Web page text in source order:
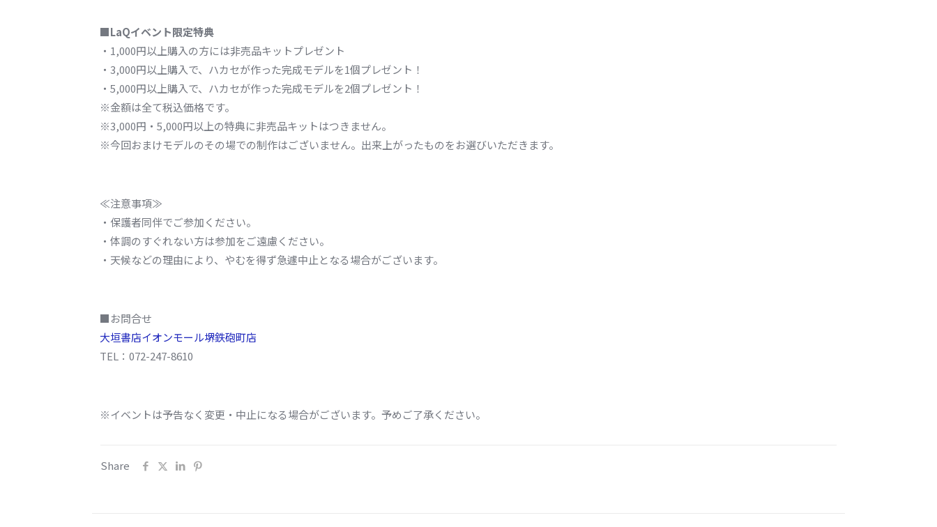
■LaQイベント限定特典
・1,000円以上購入の方には非売品キットプレゼント
・3,000円以上購入で、ハカセが作った完成モデルを1個プレゼント！
・5,000円以上購入で、ハカセが作った完成モデルを2個プレゼント！
※金額は全て税込価格です。
※3,000円・5,000円以上の特典に非売品キットはつきません。
※今回おまけモデルのその場での制作はございません。出来上がったものをお選びいただきます。
≪注意事項≫
・保護者同伴でご参加ください。
・体調のすぐれない方は参加をご遠慮ください。
・天候などの理由により、やむを得ず急遽中止となる場合がございます。
■お問合せ
大垣書店イオンモール堺鉄砲町店
TEL：072-247-8610
※イベントは予告なく変更・中止になる場合がございます。予めご了承ください。
Share